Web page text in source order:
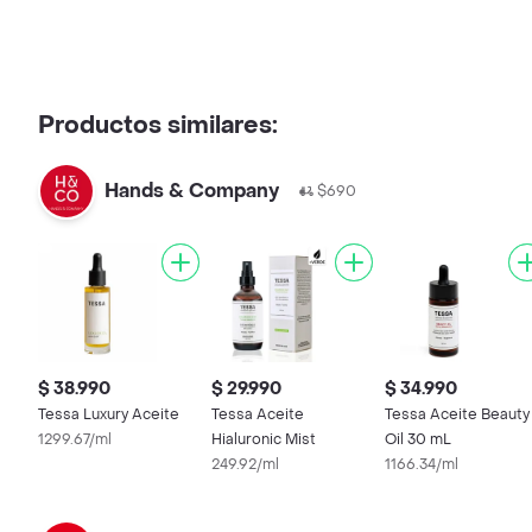
Productos similares:
Hands & Company $690
$ 38.990
Tessa Luxury Aceite
1299.67/ml
$ 29.990
Tessa Aceite
Hialuronic Mist
249.92/ml
$ 34.990
Tessa Aceite Beauty
Oil 30 mL
1166.34/ml